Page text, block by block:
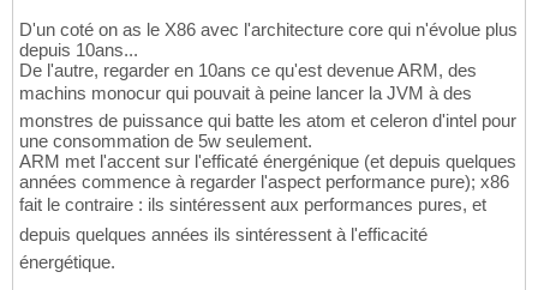
D'un coté on as le X86 avec l'architecture core qui n'évolue plus
depuis 10ans...
De l'autre, regarder en 10ans ce qu'est devenue ARM, des
machins monocur qui pouvait à peine lancer la JVM à des
monstres de puissance qui batte les atom et celeron d'intel pour
une consommation de 5w seulement.
ARM met l'accent sur l'efficaté énergénique (et depuis quelques
années commence à regarder l'aspect performance pure); x86
fait le contraire : ils sintéressent aux performances pures, et
depuis quelques années ils sintéressent à l'efficacité
énergétique.